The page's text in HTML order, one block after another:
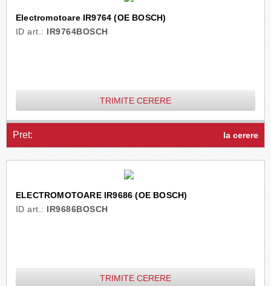
Electromotoare IR9764 (OE BOSCH)
ID art.: IR9764BOSCH
TRIMITE CERERE
Pret: la cerere
ELECTROMOTOARE IR9686 (OE BOSCH)
ID art.: IR9686BOSCH
TRIMITE CERERE